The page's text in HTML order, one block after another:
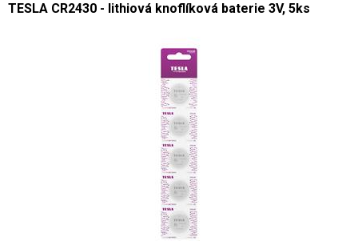
TESLA CR2430 - lithiová knoflíková baterie 3V, 5ks